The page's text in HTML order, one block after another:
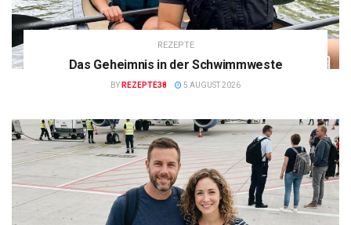
REZEPTE
Das Geheimnis in der Schwimmweste
BY REZEPTE38 5 AUGUST 2026